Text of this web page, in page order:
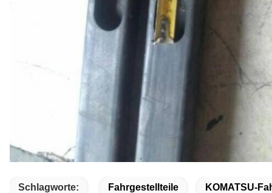
Schlagworte: Fahrgestellteile KOMATSU-